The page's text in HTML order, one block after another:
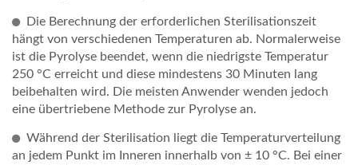
Die Berechnung der erforderlichen Sterilisationszeit
hängt von verschiedenen Temperaturen ab. Normalerweise
ist die Pyrolyse beendet, wenn die niedrigste Temperatur
250 °C erreicht und diese mindestens 30 Minuten lang
beibehalten wird. Die meisten Anwender wenden jedoch
eine übertriebene Methode zur Pyrolyse an.
Während der Sterilisation liegt die Temperaturverteilung
an jedem Punkt im Inneren innerhalb von ± 10 °C. Bei einer